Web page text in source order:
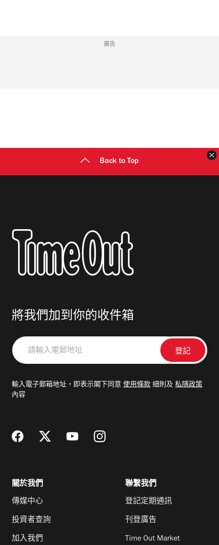
廣告
Back to Top
將我們加到你的收件箱
請
輸
郵
輸入電子郵箱地址，即表示閣下同意 使用條款 細則及 私隱政策
內容
關於我們
傳媒中心
投資者查詢
加入我們
聯繫我們
登記定期通訊
刊登廣告
Time Out Market